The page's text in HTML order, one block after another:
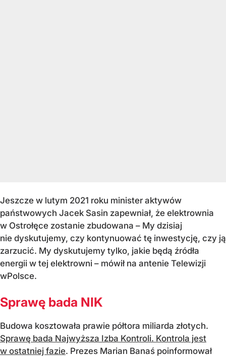
Jeszcze w lutym 2021 roku minister aktywów
państwowych Jacek Sasin zapewniał, że elektrownia
w Ostrołęce zostanie zbudowana – My dzisiaj
nie dyskutujemy, czy kontynuować tę inwestycję, czy ją
zarzucić. My dyskutujemy tylko, jakie będą źródła
energii w tej elektrowni – mówił na antenie Telewizji
wPolsce.
Sprawę bada NIK
Budowa kosztowała prawie półtora miliarda złotych.
Sprawę bada Najwyższa Izba Kontroli. Kontrola jest
w ostatniej fazie. Prezes Marian Banaś poinformował